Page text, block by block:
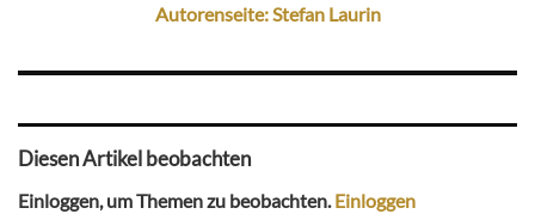
Autorenseite: Stefan Laurin
Diesen Artikel beobachten
Einloggen, um Themen zu beobachten.Einloggen